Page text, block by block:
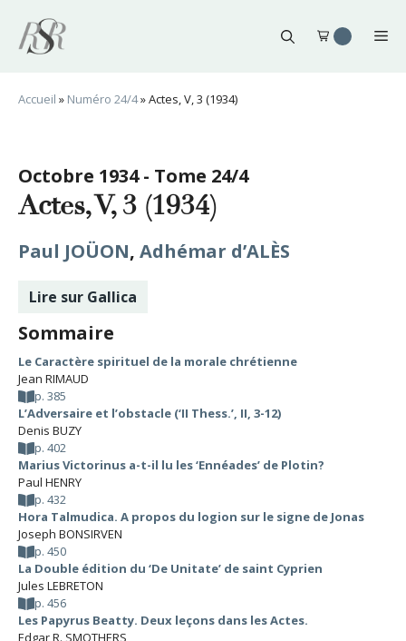
contenu
Accueil » Numéro 24/4»Actes, V, 3 (1934)
Octobre 1934 - Tome 24/4
Actes, V, 3 (1934)
Paul JOÜON, Adhémar d’ALÈS
Lire sur Gallica
Sommaire
Le Caractère spirituel de la morale chrétienne
Jean RIMAUD
p. 385
L’Adversaire et l’obstacle (‘II Thess.’, II, 3-12)
Denis BUZY
p. 402
Marius Victorinus a-t-il lu les ‘Ennéades’ de Plotin?
Paul HENRY
p. 432
Hora Talmudica. A propos du logion sur le signe de Jonas
Joseph BONSIRVEN
p. 450
La Double édition du ‘De Unitate’ de saint Cyprien
Jules LEBRETON
p. 456
Les Papyrus Beatty. Deux leçons dans les Actes.
Edgar R. SMOTHERS